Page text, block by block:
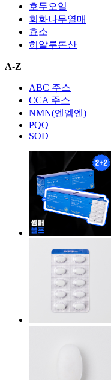
호두오일
회화나무열매
효소
히알루론산
A-Z
ABC 주스
CCA 주스
NMN(엔엠엔)
PQQ
SOD